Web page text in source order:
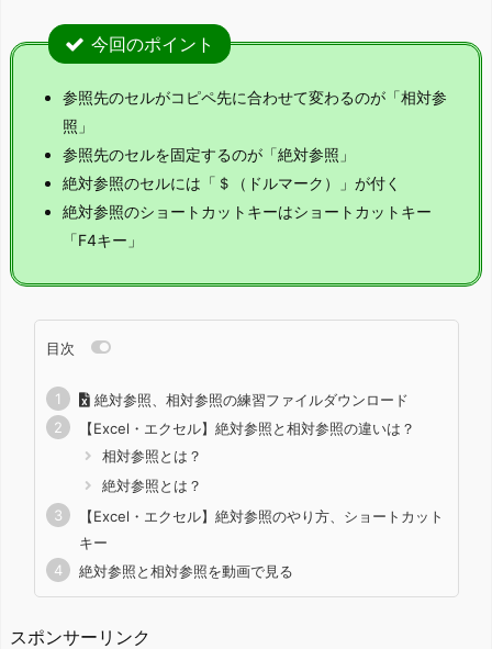
今回のポイント
参照先のセルがコピペ先に合わせて変わるのが「相対参
照」
参照先のセルを固定するのが「絶対参照」
絶対参照のセルには「＄（ドルマーク）」が付く
絶対参照のショートカットキーはショートカットキー
「F4キー」
目次
絶対参照、相対参照の練習ファイルダウンロード
【Excel・エクセル】絶対参照と相対参照の違いは？
相対参照とは？
絶対参照とは？
【Excel・エクセル】絶対参照のやり方、ショートカット
キー
絶対参照と相対参照を動画で見る
スポンサーリンク